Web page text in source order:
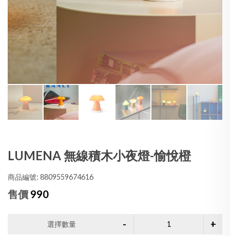
LUMENA 無線積木小夜燈-愉悅橙
商品編號: 8809559674616
售價 990
選擇數量